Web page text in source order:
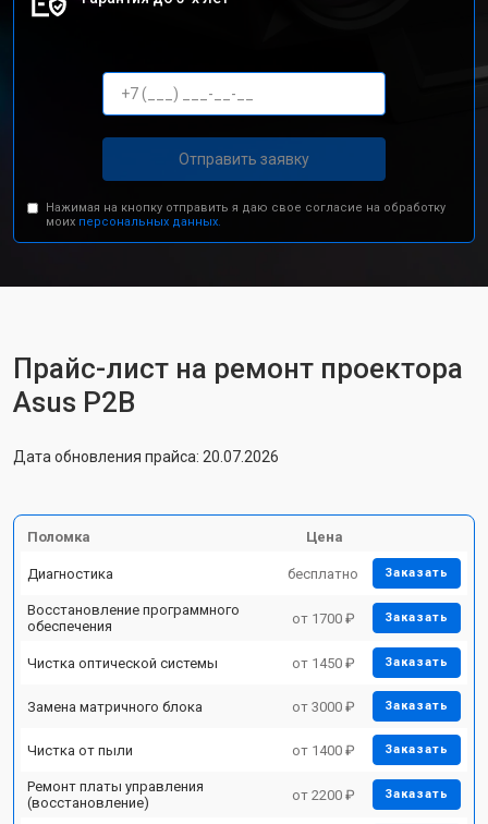
Отправить заявку
Нажимая на кнопку отправить я даю свое согласие на обработку
моих персональных данных.
Прайс-лист на ремонт проектора
Asus P2B
Дата обновления прайса: 20.07.2026
Поломка Цена
Диагностика бесплатно Заказать
Восстановление программного
обеспечения
от 1700 ₽ Заказать
Чистка оптической системы от 1450 ₽ Заказать
Замена матричного блока от 3000 ₽ Заказать
Чистка от пыли от 1400 ₽ Заказать
Ремонт платы управления
(восстановление)
от 2200 ₽ Заказать